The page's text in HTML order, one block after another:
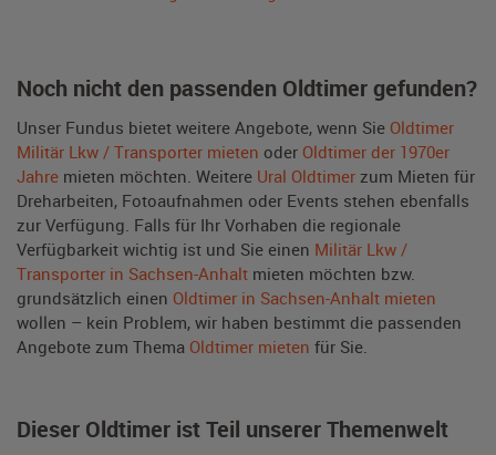
Noch nicht den passenden Oldtimer gefunden?
Unser Fundus bietet weitere Angebote, wenn Sie Oldtimer
Militär Lkw / Transporter mieten oder Oldtimer der 1970er
Jahre mieten möchten. Weitere Ural Oldtimer zum Mieten für
Dreharbeiten, Fotoaufnahmen oder Events stehen ebenfalls
zur Verfügung. Falls für Ihr Vorhaben die regionale
Verfügbarkeit wichtig ist und Sie einen Militär Lkw /
Transporter in Sachsen-Anhalt mieten möchten bzw.
grundsätzlich einen Oldtimer in Sachsen-Anhalt mieten
wollen – kein Problem, wir haben bestimmt die passenden
Angebote zum Thema Oldtimer mieten für Sie.
Dieser Oldtimer ist Teil unserer Themenwelt